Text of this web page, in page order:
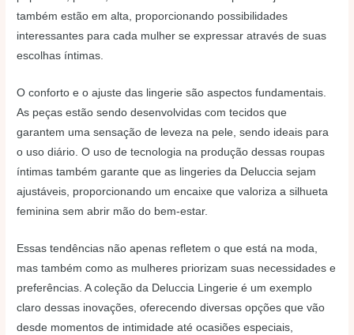
também estão em alta, proporcionando possibilidades
interessantes para cada mulher se expressar através de suas
escolhas íntimas.
O conforto e o ajuste das lingerie são aspectos fundamentais.
As peças estão sendo desenvolvidas com tecidos que
garantem uma sensação de leveza na pele, sendo ideais para
o uso diário. O uso de tecnologia na produção dessas roupas
íntimas também garante que as lingeries da Deluccia sejam
ajustáveis, proporcionando um encaixe que valoriza a silhueta
feminina sem abrir mão do bem-estar.
Essas tendências não apenas refletem o que está na moda,
mas também como as mulheres priorizam suas necessidades e
preferências. A coleção da Deluccia Lingerie é um exemplo
claro dessas inovações, oferecendo diversas opções que vão
desde momentos de intimidade até ocasiões especiais,